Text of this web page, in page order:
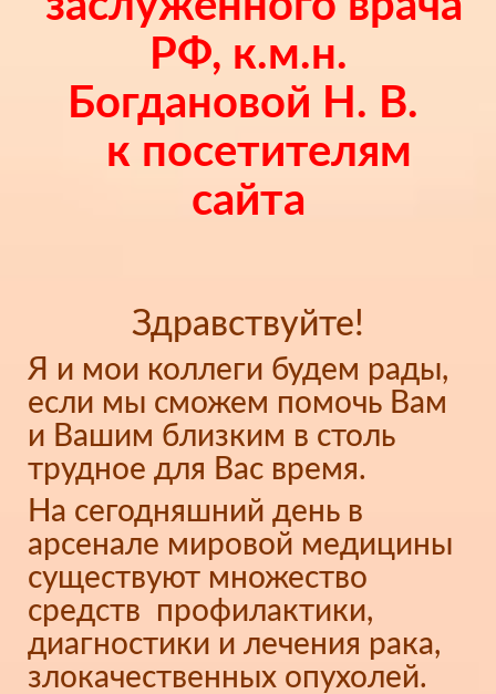
РФ, к.м.н.
Богдановой Н. В.
к посетителям
сайта
Здравствуйте!
Я и мои коллеги будем рады,
если мы сможем помочь Вам
и Вашим близким в столь
трудное для Вас время.
На сегодняшний день в
арсенале мировой медицины
существуют множество
средств профилактики,
диагностики и лечения рака,
злокачественных опухолей.